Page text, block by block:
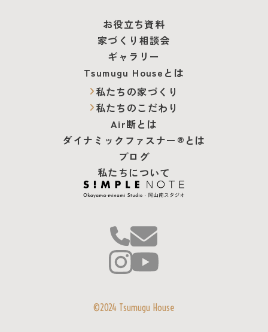
お役立ち資料
家づくり相談会
ギャラリー
Tsumugu Houseとは
私たちの家づくり
私たちのこだわり
Air断とは
ダイナミック ファスナー®とは
ブログ
私たちについて
©2024 Tsumugu House